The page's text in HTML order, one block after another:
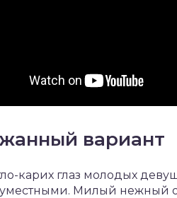
вариант
карих глаз молодых
Милый нежный